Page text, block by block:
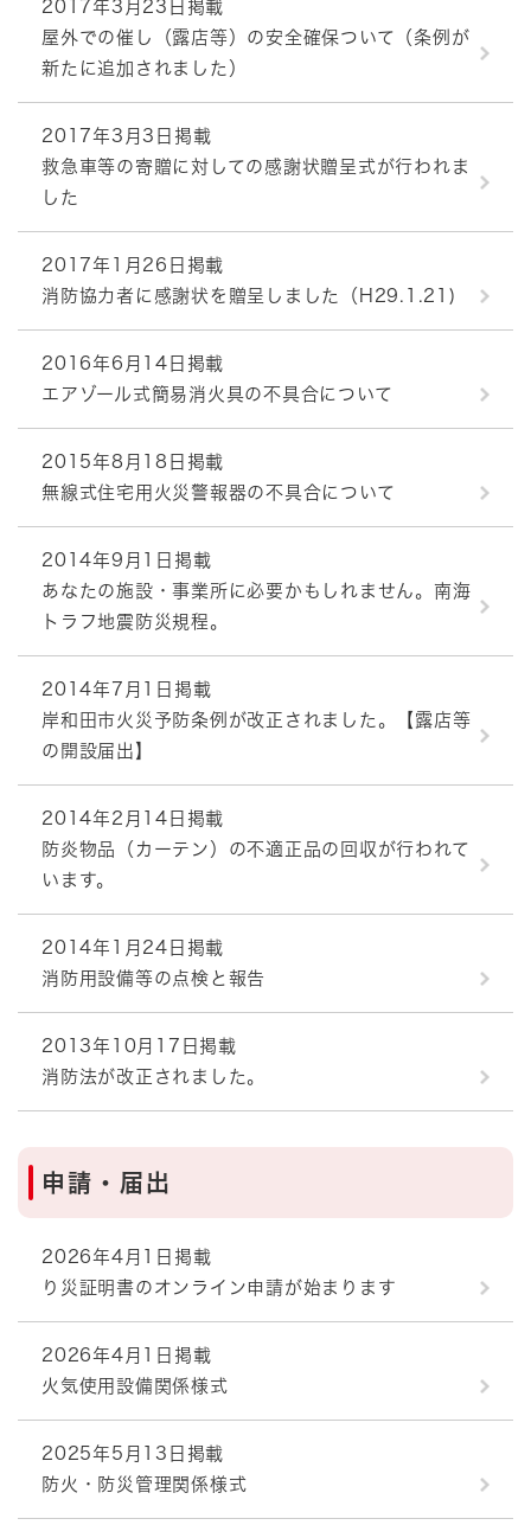
2017年3月23日掲載
屋外での催し（露店等）の安全確保ついて（条例が
新たに追加されました）
2017年3月3日掲載
救急車等の寄贈に対しての感謝状贈呈式が行われま
した
2017年1月26日掲載
消防協力者に感謝状を贈呈しました（H29.1.21)
2016年6月14日掲載
エアゾール式簡易消火具の不具合について
2015年8月18日掲載
無線式住宅用火災警報器の不具合について
2014年9月1日掲載
あなたの施設・事業所に必要かもしれません。南海
トラフ地震防災規程。
2014年7月1日掲載
岸和田市火災予防条例が改正されました。【露店等
の開設届出】
2014年2月14日掲載
防炎物品（カーテン）の不適正品の回収が行われて
います。
2014年1月24日掲載
消防用設備等の点検と報告
2013年10月17日掲載
消防法が改正されました。
申請・届出
2026年4月1日掲載
り災証明書のオンライン申請が始まります
2026年4月1日掲載
火気使用設備関係様式
2025年5月13日掲載
防火・防災管理関係様式